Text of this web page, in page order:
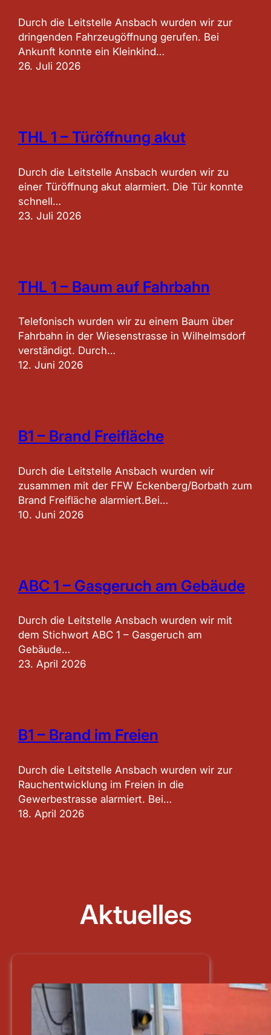
Durch die Leitstelle Ansbach wurden wir zur
dringenden Fahrzeugöffnung gerufen. Bei
Ankunft konnte ein Kleinkind…
26. Juli 2026
THL 1 – Türöffnung akut
Durch die Leitstelle Ansbach wurden wir zu
einer Türöffnung akut alarmiert. Die Tür konnte
schnell…
23. Juli 2026
THL 1 – Baum auf Fahrbahn
Telefonisch wurden wir zu einem Baum über
Fahrbahn in der Wiesenstrasse in Wilhelmsdorf
verständigt. Durch…
12. Juni 2026
B1 – Brand Freifläche
Durch die Leitstelle Ansbach wurden wir
zusammen mit der FFW Eckenberg/Borbath zum
Brand Freifläche alarmiert.Bei…
10. Juni 2026
ABC 1 – Gasgeruch am Gebäude
Durch die Leitstelle Ansbach wurden wir mit
dem Stichwort ABC 1 – Gasgeruch am
Gebäude…
23. April 2026
B1 – Brand im Freien
Durch die Leitstelle Ansbach wurden wir zur
Rauchentwicklung im Freien in die
Gewerbestrasse alarmiert. Bei…
18. April 2026
Aktuelles